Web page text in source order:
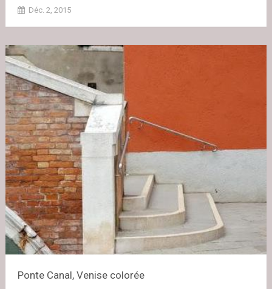
Déc. 2, 2015
Ponte Canal, Venise colorée